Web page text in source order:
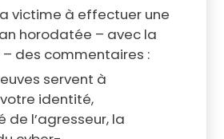
victime à effectuer une
horodatée – avec la
des commentaires :
servent à
identité,
de l’agresseur, la